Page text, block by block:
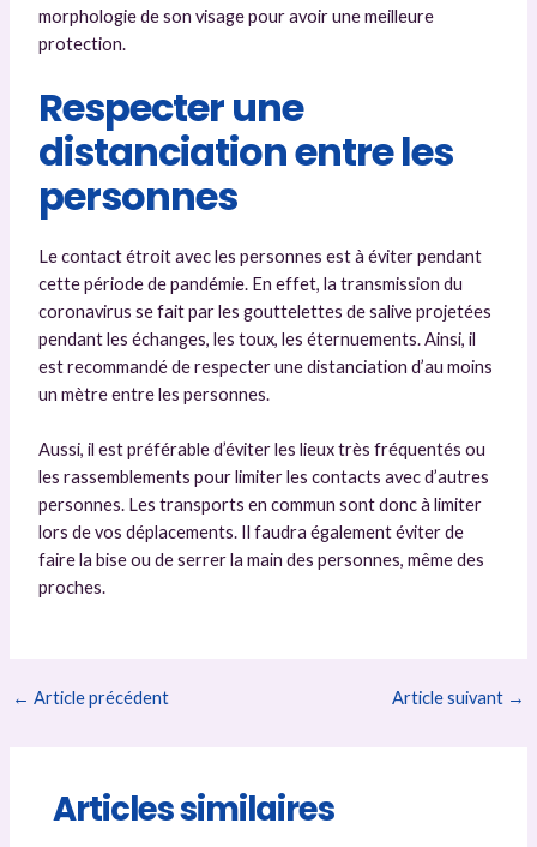
morphologie de son visage pour avoir une meilleure
protection.
Respecter une
distanciation entre les
personnes
Le contact étroit avec les personnes est à éviter pendant
cette période de pandémie. En effet, la transmission du
coronavirus se fait par les gouttelettes de salive projetées
pendant les échanges, les toux, les éternuements. Ainsi, il
est recommandé de respecter une distanciation d’au moins
un mètre entre les personnes.
Aussi, il est préférable d’éviter les lieux très fréquentés ou
les rassemblements pour limiter les contacts avec d’autres
personnes. Les transports en commun sont donc à limiter
lors de vos déplacements. Il faudra également éviter de
faire la bise ou de serrer la main des personnes, même des
proches.
Navigation
← Article précédent Article suivant →
Articles similaires